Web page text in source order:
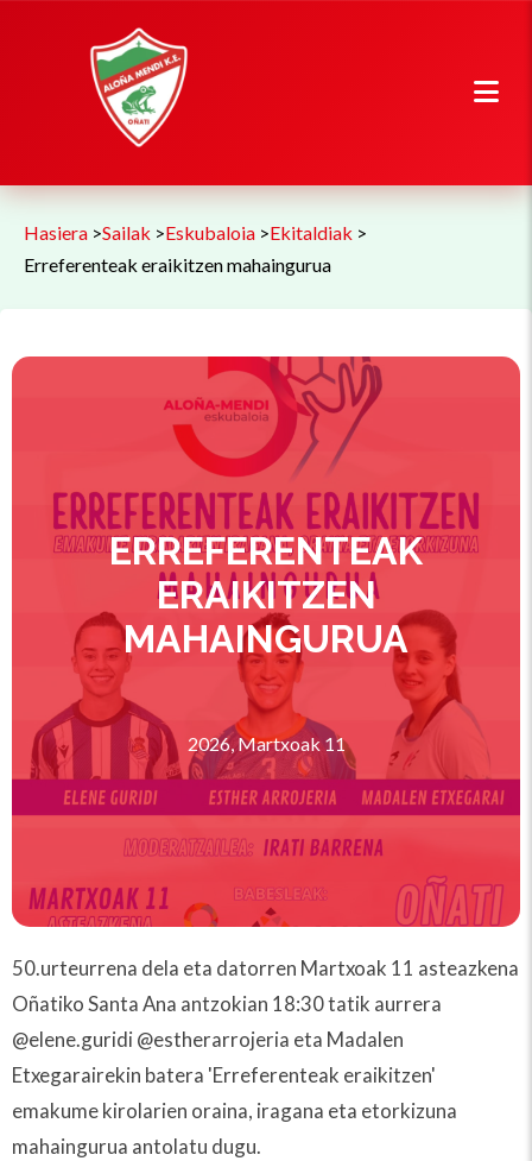
Hasiera >Sailak >Eskubaloia >Ekitaldiak >
Erreferenteak eraikitzen mahaingurua
ERREFERENTEAK
ERAIKITZEN
MAHAINGURUA
2026, Martxoak 11
50.urteurrena dela eta datorren Martxoak 11 asteazkena
Oñatiko Santa Ana antzokian 18:30 tatik aurrera
@elene.guridi @estherarrojeria eta Madalen
Etxegarairekin batera 'Erreferenteak eraikitzen'
emakume kirolarien oraina, iragana eta etorkizuna
mahaingurua antolatu dugu.